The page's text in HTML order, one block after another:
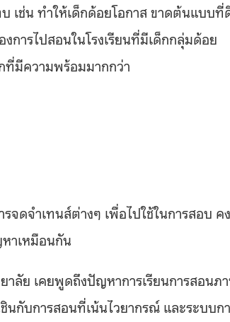
เช่น ทำให้เด็กด้อยโอกาส ขาดต้นแบบที่
การไปสอนในโรงเรียนที่มีเด็กกลุ่มด้อย
ที่มีความพร้อมมากกว่า
ดจำเทนส์ต่างๆ เพื่อไปใช้ในการสอบ คง
าเหมือนกัน
ลัย เคยพูดถึงปัญหาการเรียนการสอนภ
นกับการสอนที่เน้นไวยากรณ์ และระบบก